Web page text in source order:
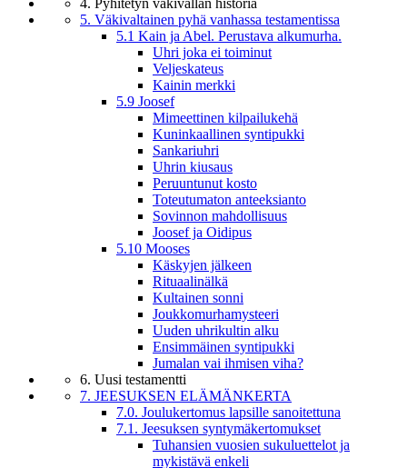
4. Pyhitetyn väkivallan historia
5. Väkivaltainen pyhä vanhassa testamentissa
5.1 Kain ja Abel. Perustava alkumurha.
Uhri joka ei toiminut
Veljeskateus
Kainin merkki
5.9 Joosef
Mimeettinen kilpailukehä
Kuninkaallinen syntipukki
Sankariuhri
Uhrin kiusaus
Peruuntunut kosto
Toteutumaton anteeksianto
Sovinnon mahdollisuus
Joosef ja Oidipus
5.10 Mooses
Käskyjen jälkeen
Rituaalinälkä
Kultainen sonni
Joukkomurhamysteeri
Uuden uhrikultin alku
Ensimmäinen syntipukki
Jumalan vai ihmisen viha?
6. Uusi testamentti
7. JEESUKSEN ELÄMÄNKERTA
7.0. Joulukertomus lapsille sanoitettuna
7.1. Jeesuksen syntymäkertomukset
Tuhansien vuosien sukuluettelot ja
mykistävä enkeli